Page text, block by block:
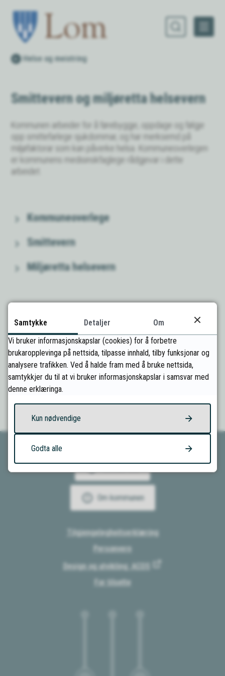
Du er her:
Helse og meistring
Smittevern og miljøretta helsevern
Kommunen arbeider for å førebyggje, oppdage og følgje
opp smittefarlege sjukdommar, og har merksemd på
miljøfaktorar som kan påverke helsa. Kommuneoverlegen
er kommunens medisinskfaglege rådgjevar i dette
arbeidet.
Kommuneoverlege
Smittevern
Miljøretta helsevern
Fann du det du leitte etter?
Ja Nei
Om kommunen
Tilgjengelegheitserklæring
Personvern
Design og utvikling: ACOS
For tilsette
Samtykke Detaljer
Om
Vi bruker informasjonskapslar (cookies) for å forbetre
brukaropplevinga på nettsida, tilpasse innhald, tilby funksjonar og
analysere trafikken. Ved å halde fram med å bruke nettsida,
samtykkjer du til at vi bruker informasjonskapslar i samsvar med
denne erklæringa.
Kun nødvendige
Godta alle